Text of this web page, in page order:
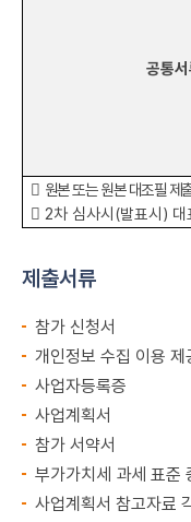
공통서
 원본 또는 원본 대조필 제
 2차 심사시(발표시) 대
제출서류
참가 신청서
개인정보 수집 이용 제
사업자등록증
사업계획서
참가 서약서
부가가치세 과세 표준
사업계획서 참고자료